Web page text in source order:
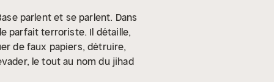
parlent et se parlent. Dans
parfait terroriste. Il détaille,
de faux papiers, détruire,
le tout au nom du jihad